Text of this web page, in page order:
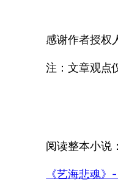
感谢作者授权
注：文章观点
阅读整本小说
《艺海悲魂》